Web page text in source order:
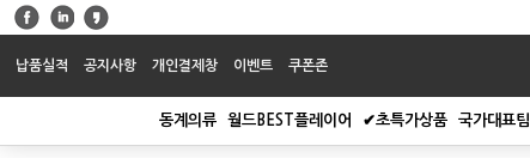
납품실적 공지사항 개인결제창 이벤트 쿠폰존
동계의류 월드BEST플레이어 ✔초특가상품 국가대표팀